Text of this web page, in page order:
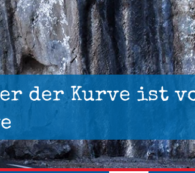
der Kurve ist